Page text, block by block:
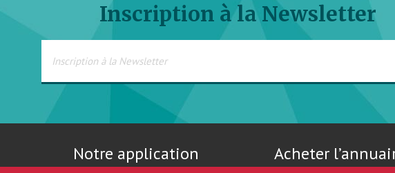
Inscription à la Newsletter
Notre application Acheter